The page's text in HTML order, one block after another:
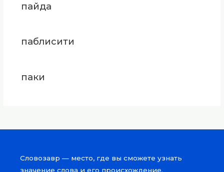
пайда
паблисити
паки
Словозавр — место, где вы сможете узнать
значение слова и его происхождение.